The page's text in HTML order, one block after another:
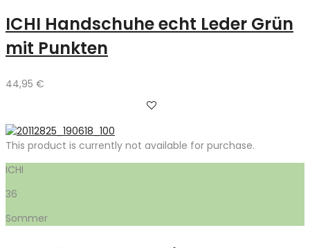
ICHI Handschuhe echt Leder Grün
mit Punkten
44,95 €
This product is currently not available for purchase.
ICHI
36
Sommer